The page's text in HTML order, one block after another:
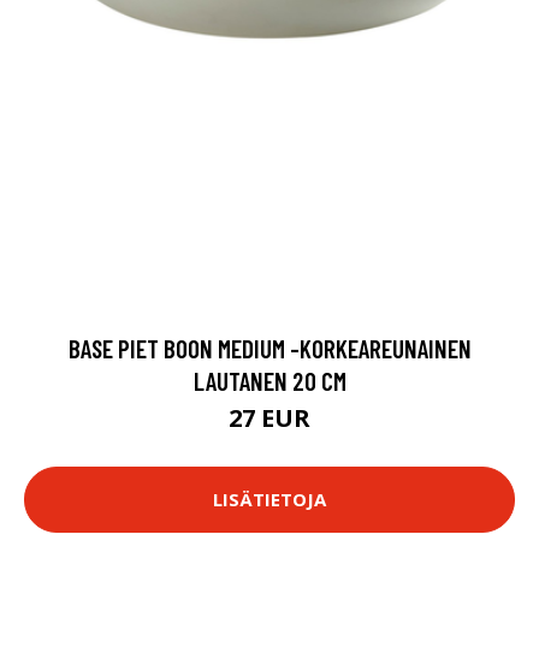
BASE PIET BOON MEDIUM -KORKEAREUNAINEN
LAUTANEN 20 CM
27 EUR
LISÄTIETOJA